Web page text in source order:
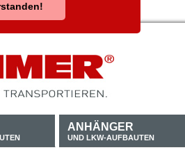
ANHÄNGER
UND LKW-AUFBAUTEN